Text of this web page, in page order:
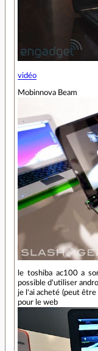
vidéo
Mobinnova Beam
le toshiba ac100 a
possible d'utiliser
je l'ai acheté (peut
pour le web